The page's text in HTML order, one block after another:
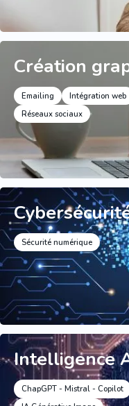
Création
Emailing Intégration web
Réseaux sociaux
Sécurité numérique
Intelligence
ChapGPT - Mistral - Copilot